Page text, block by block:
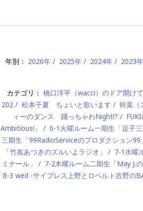
年別： 2026年 2025年 2024年 2023年
カテゴリ： 橋口洋平（wacci）のドア開けて
202
松本千夏 ちょいと歌います 幹葉
ィーのダンス 踊っちゃわNight!?
Ambitious!」
6-1火曜ルーム一期生「逗子
三期生「99RadioServiceのプロダクション99」
「竹友あつきのズルいよラジオ」
7-1水曜
ミナール」
7-2木曜ルーム二期生「May J.
8-3 wed -サイプレス上野とロベルト吉野の